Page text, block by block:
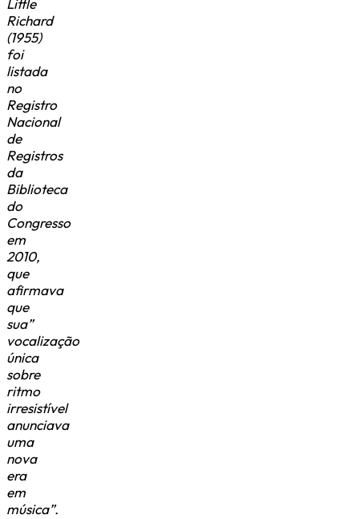
Little
Richard
(1955)
foi
listada
no
Registro
Nacional
de
Registros
da
Biblioteca
do
Congresso
em
2010,
que
afirmava
que
sua”
vocalização
única
sobre
ritmo
irresistível
anunciava
uma
nova
era
em
música”.